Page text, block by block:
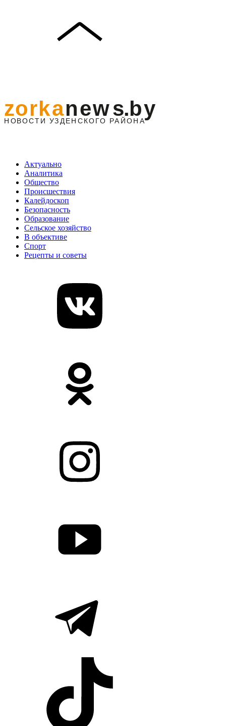
Актуально
Аналитика
Общество
Происшествия
Калейдоскоп
Безопасность
Образование
Сельское хозяйство
В объективе
Спорт
Рецепты и советы